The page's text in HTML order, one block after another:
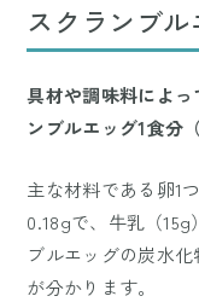
スクランブ
具材や調味料によ
ンブルエッグ1食分
主な材料である卵1
0.18gで、牛乳（
ブルエッグの炭水
が分かります。